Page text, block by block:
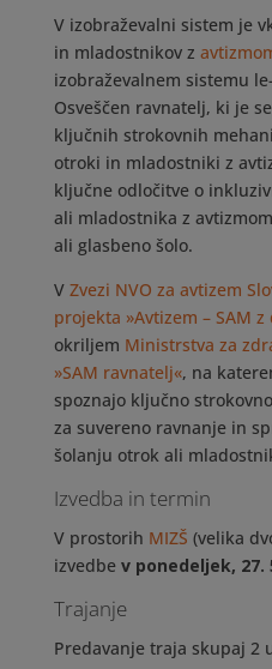
V izobraževalni sistem je
in mladostnikov z
izobraževalnem sistemu
Osveščen ravnatelj, ki je
ključnih strokovnih
otroki in mladostniki z
ključne odločitve o
ali mladostnika z
ali glasbeno šolo.
V Zvezi NVO za avtizem
projekta »Avtizem – SAM
okriljem Ministrstva za
»SAM ravnatelj«, na
spoznajo ključno
za suvereno ravnanje in
šolanju otrok ali
Izvedba in termin
V prostorih MIZŠ (velika
izvedbe v ponedeljek, 27.
Trajanje
Predavanje traja skupaj 2